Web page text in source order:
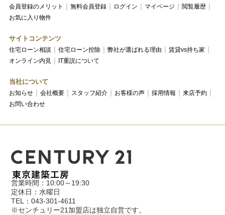
会員登録のメリット 無料会員登録 ログイン マイページ
閲覧履歴
お気に入り物件
サイトコンテンツ
住宅ローン相談 住宅ローン控除 弊社が選ばれる理由
賃貸vs持ち家
オンライン内見
IT重説について
当社について
お知らせ 会社概要 スタッフ紹介 お客様の声 採用情報
来店予約
お問い合わせ
営業時間：10:00～19:30
定休日：水曜日
TEL：043-301-4611
※センチュリー21加盟店は独立自営です。